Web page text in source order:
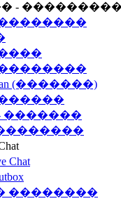
-
(�������)
�������
��������